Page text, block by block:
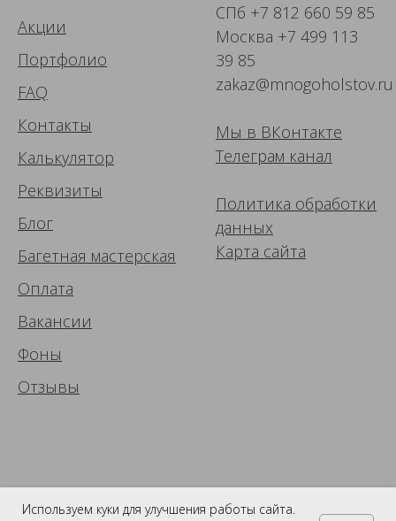
Используем куки для улучшения работы сайта.
Акции
Портфолио
FAQ
Контакты
Калькулятор
Реквизиты
Блог
Багетная мастерская
Оплата
Вакансии
Фоны
Отзывы
СПб +7 812 660 59 85
Москва +7 499 113
39 85
zakaz@mnogoholstov.ru
Мы в ВКонтакте
Телеграм канал
Политика обработки
данных
Карта сайта